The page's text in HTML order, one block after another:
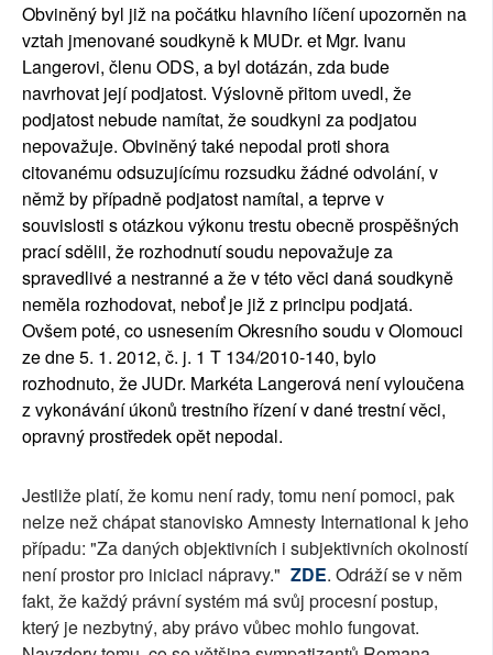
Obviněný byl již na počátku hlavního líčení upozorněn na
vztah jmenované soudkyně k MUDr. et Mgr. Ivanu
Langerovi, členu ODS, a byl dotázán, zda bude
navrhovat její podjatost. Výslovně přitom uvedl, že
podjatost nebude namítat, že soudkyni za podjatou
nepovažuje. Obviněný také nepodal proti shora
citovanému odsuzujícímu rozsudku žádné odvolání, v
němž by případně podjatost namítal, a teprve v
souvislosti s otázkou výkonu trestu obecně prospěšných
prací sdělil, že rozhodnutí soudu nepovažuje za
spravedlivé a nestranné a že v této věci daná soudkyně
neměla rozhodovat, neboť je již z principu podjatá.
Ovšem poté, co usnesením Okresního soudu v Olomouci
ze dne 5. 1. 2012, č. j. 1 T 134/2010-140, bylo
rozhodnuto, že JUDr. Markéta Langerová není vyloučena
z vykonávání úkonů trestního řízení v dané trestní věci,
opravný prostředek opět nepodal.
Jestliže platí, že komu není rady, tomu není pomoci, pak
nelze než chápat stanovisko Amnesty International k jeho
případu: "Za daných objektivních i subjektivních okolností
není prostor pro iniciaci nápravy." ZDE. Odráží se v něm
fakt, že každý právní systém má svůj procesní postup,
který je nezbytný, aby právo vůbec mohlo fungovat.